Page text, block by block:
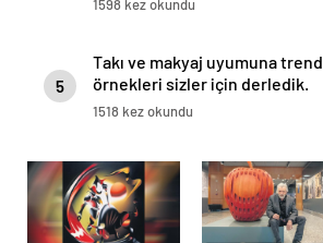
1598 kez okundu
5
Takı ve makyaj uyumuna trend
örnekleri sizler için derledik.
1518 kez okundu